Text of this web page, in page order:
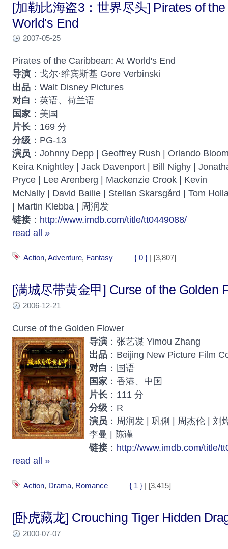
[加勒比海盗3：世界尽头] Pirates of
World's End
2007-05-25
Pirates of the Caribbean: At World's End
导演 ：戈尔·维宾斯基 Gore Verbinski
出品 ：Walt Disney Pictures
对白 ：英语、荷兰语
国家 ：美国
片长 ：169 分
分级 ：PG-13
演员 ：Johnny Depp | Geoffrey Rush | Orlando
Keira Knightley | Jack Davenport | Bill Nighy |
Pryce | Lee Arenberg | Mackenzie Crook | Kevin
McNally | David Bailie | Stellan Skarsgård | Tom
| Martin Klebba | 周润发
链接 ： http://www.imdb.com/title/tt0449088/
read all »
Action, Adventure, Fantasy { 0 } | [3,807]
[满城尽带黄金甲] Curse of the Golden
2006-12-21
Curse of the Golden Flower
导演 ：张艺谋 Yimou Zhang
出品 ：Beijing New Picture Film
对白 ：国语
国家 ：香港、中国
片长 ：111 分
分级 ：R
演员 ：周润发 | 巩俐 | 周杰伦 | 刘
李曼 | 陈谨
链接 ： http://www.imdb.com/title/
read all »
Action, Drama, Romance { 1 } | [3,415]
[卧虎藏龙] Crouching Tiger Hidden
2000-07-07